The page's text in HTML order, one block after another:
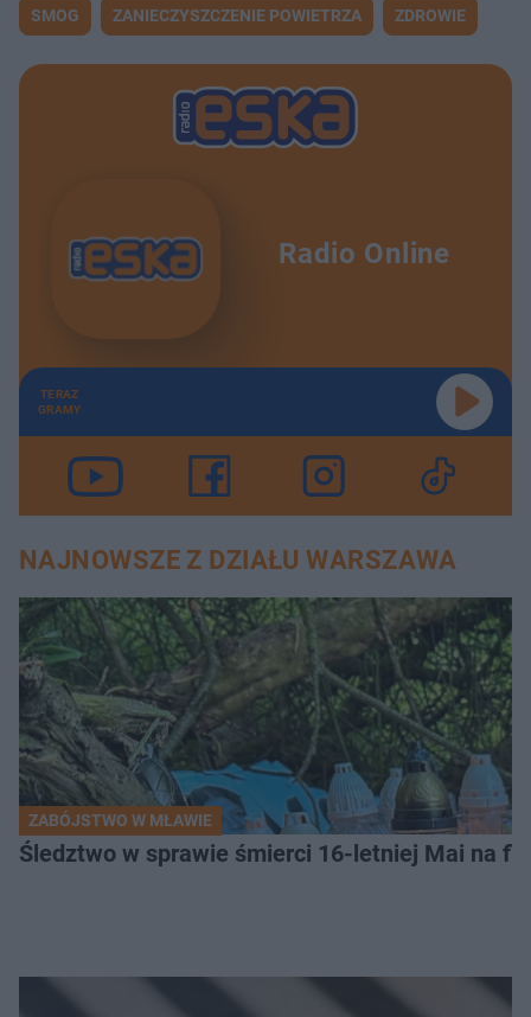
SMOG ZANIECZYSZCZENIE POWIETRZA ZDROWIE
Radio Online
TERAZ
GRAMY
NAJNOWSZE Z DZIAŁU WARSZAWA
ZABÓJSTWO W MŁAWIE
Śledztwo w sprawie śmierci 16-letniej Mai na